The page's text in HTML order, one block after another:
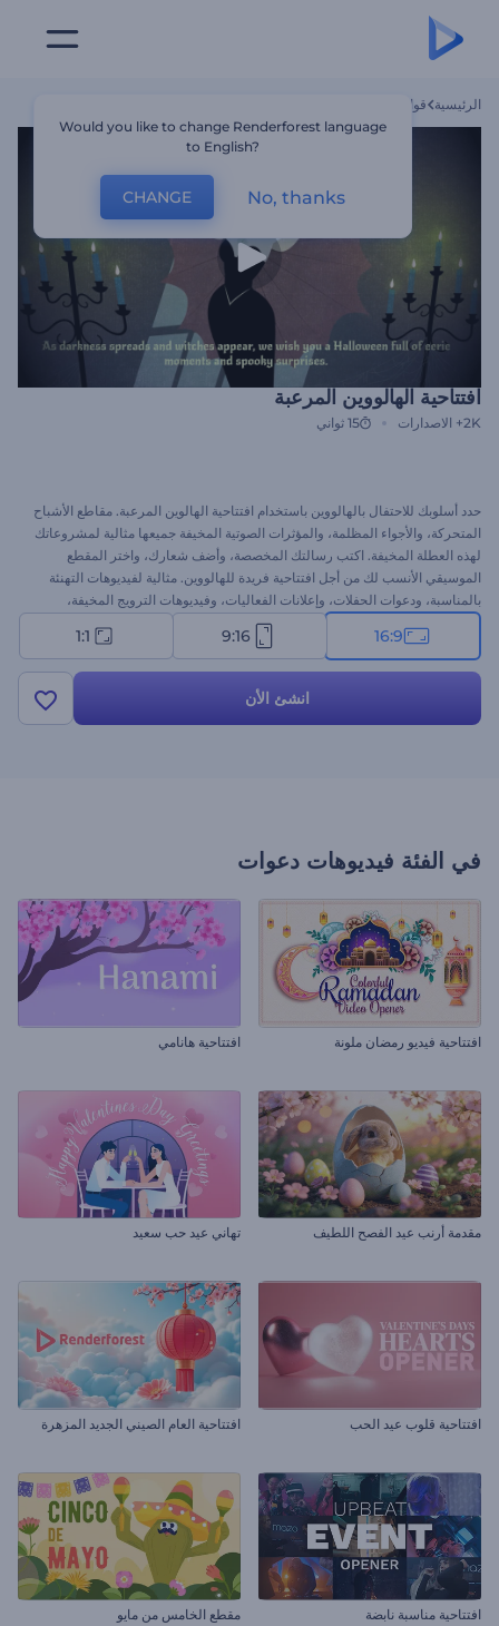
الرئيسية قوالب
افتتاحية الهالووين المرعبة
2K+ الاصدارات 15 ثواني
حدد أسلوبك للاحتفال بالهالووين باستخدام افتتاحية الهالوين المرعبة. مقاطع الأشباح
المتحركة، والأجواء المظلمة، والمؤثرات الصوتية المخيفة جميعها مثالية لمشروعاتك
لهذه العطلة المخيفة. اكتب رسالتك المخصصة، وأضف شعارك، واختر المقطع
الموسيقي الأنسب لك من أجل افتتاحية فريدة للهالووين. مثالية لفيديوهات التهنئة
بالمناسبة، ودعوات الحفلات، وإعلانات الفعاليات، وفيديوهات الترويج المخيفة،
وغيرها. ابدأ الآن!
16:9
9:16
1:1
انشئ الأن
في الفئة فيديوهات دعوات
افتتاحية فيديو رمضان ملونة افتتاحية هانامي
مقدمة أرنب عيد الفصح اللطيف تهاني عيد حب سعيد
افتتاحية قلوب عيد الحب افتتاحية العام الصيني الجديد المزهرة
افتتاحية مناسبة نابضة مقطع الخامس من مايو
Would you like to change Renderforest language
to English?
CHANGE No, thanks